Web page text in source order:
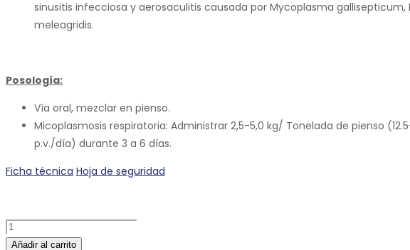
sinusitis infecciosa y aerosaculitis causada por Mycoplasma
meleagridis.
Posología:
Vía oral, mezclar en pienso.
Micoplasmosis respiratoria: Administrar 2,5-5,0 kg/ Tonelada de pienso
p.v./día) durante 3 a 6 días.
Ficha técnica Hoja de seguridad
TIAMULIN
LHAñadir al carrito